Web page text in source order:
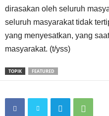
dirasakan oleh seluruh
seluruh masyarakat tidak
yang menyesatkan, yang
masyarakat. (t/yss)
TOPIK FEATURED